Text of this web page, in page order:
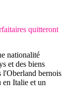
quitteront
nationalité
et des biens
l'Oberland bernois
en Italie et un